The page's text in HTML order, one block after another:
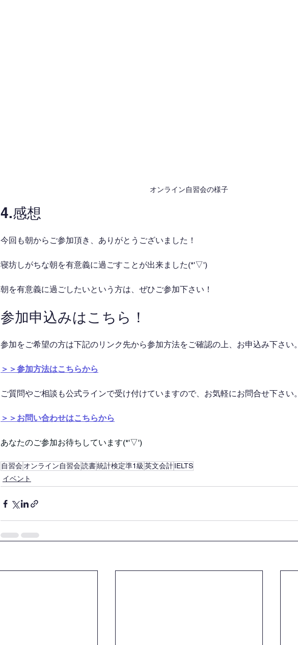
オンライン自習会の様子
4.感想
今回も朝からご参加頂き、ありがとうございました！
寝坊しがちな朝を有意義に過ごすことが出来ました(*'▽')
朝を有意義に過ごしたいという方は、ぜひご参加下さい！
参加申込みはこちら！
参加をご希望の方は下記のリンク先から参加方法をご確認の上、お申込み下さい。
＞＞参加方法はこちらから
ご質問やご相談も公式ラインで受け付けていますので、お気軽にお問合せ下さい。
＞＞お問い合わせはこちらから
あなたのご参加お待ちしています(*'▽')
自習会オンライン自習会読書統計検定準1級 英文会計IELTS
イベント